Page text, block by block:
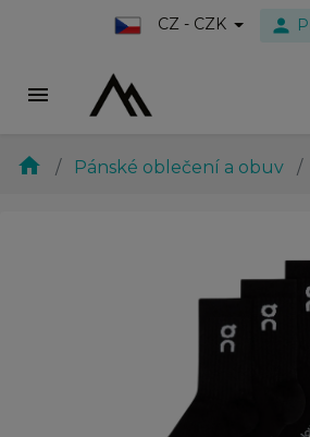
CZ - CZK person
menu
home Pánské oblečení a obuv